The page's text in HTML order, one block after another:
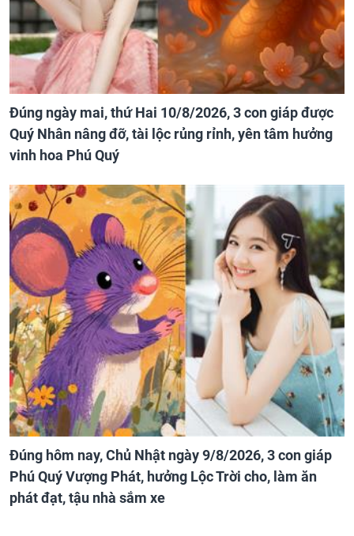
Đúng ngày mai, thứ Hai 10/8/2026, 3 con giáp được
Quý Nhân nâng đỡ, tài lộc rủng rỉnh, yên tâm hưởng
vinh hoa Phú Quý
Đúng hôm nay, Chủ Nhật ngày 9/8/2026, 3 con giáp
Phú Quý Vượng Phát, hưởng Lộc Trời cho, làm ăn
phát đạt, tậu nhà sắm xe